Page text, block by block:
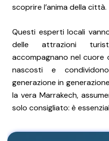
scoprire l’anima della città.
Questi esperti locali
delle attrazioni
accompagnano nel cuore
nascosti e
generazione in
la vera Marrakech,
solo consigliato: è